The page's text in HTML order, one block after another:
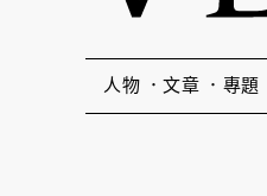
人物 文章 專題